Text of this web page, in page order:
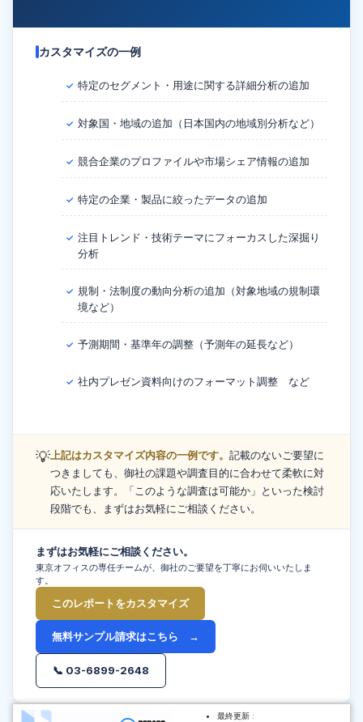
カスタマイズの一例
✓ 特定のセグメント・用途に関する詳細分析の追加
✓ 対象国・地域の追加（日本国内の地域別分析など）
✓ 競合企業のプロファイルや市場シェア情報の追加
✓ 特定の企業・製品に絞ったデータの追加
✓ 注目トレンド・技術テーマにフォーカスした深掘り
分析
✓ 規制・法制度の動向分析の追加（対象地域の規制環
境など）
✓ 予測期間・基準年の調整（予測年の延長など）
✓ 社内プレゼン資料向けのフォーマット調整 など
💡上記はカスタマイズ内容の一例です。 記載のないご要望に
つきましても、御社の課題や調査目的に合わせて柔軟に対
応いたします。「このような調査は可能か」といった検討
段階でも、まずはお気軽にご相談ください。
まずはお気軽にご相談ください。
東京オフィスの専任チームが、御社のご要望を丁寧にお伺いいたしま
す。
このレポートをカスタマイズ
無料サンプル請求はこちら →
📞 03-6899-2648
最終更新 :